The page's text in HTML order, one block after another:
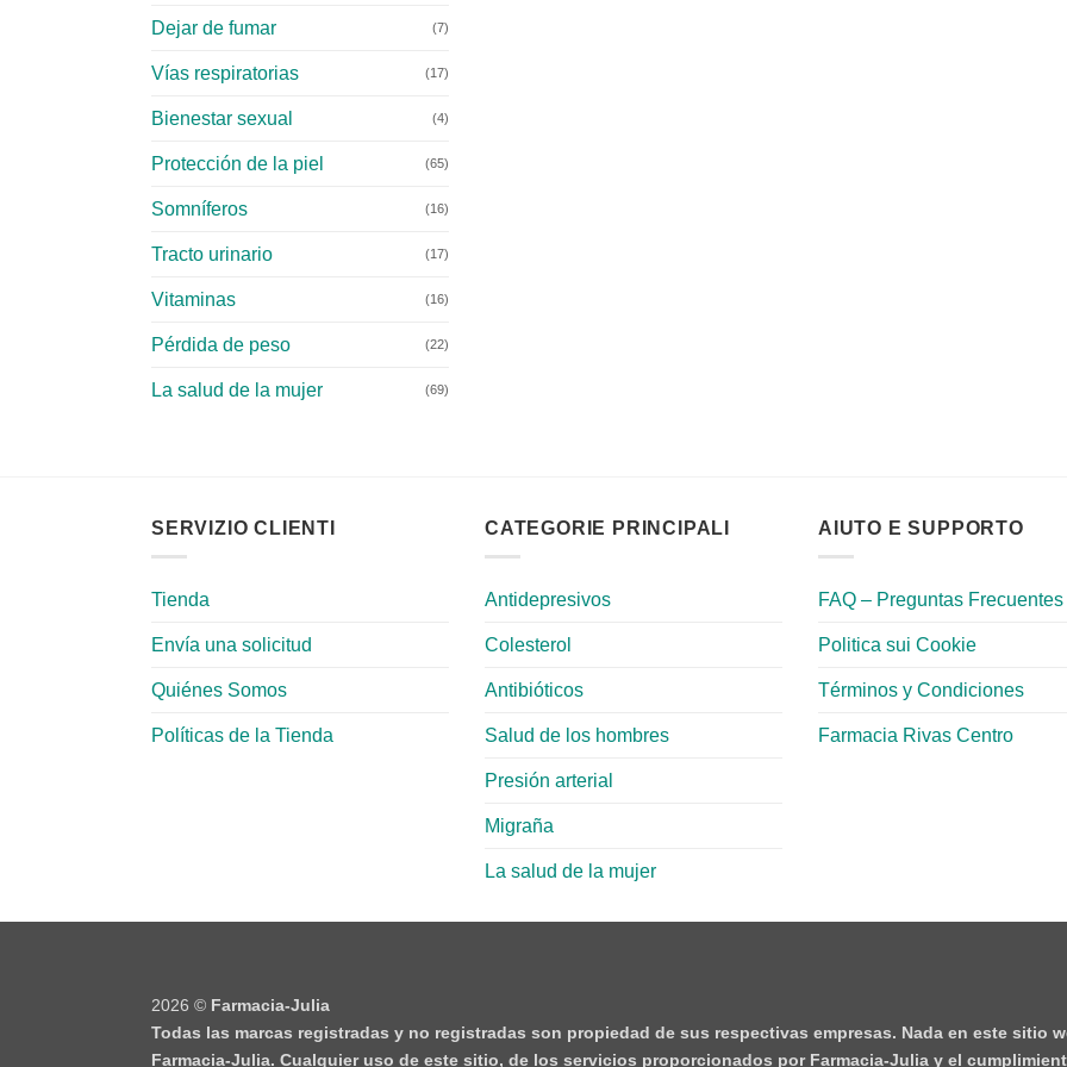
Dejar de fumar (7)
Vías respiratorias (17)
Bienestar sexual (4)
Protección de la piel (65)
Somníferos (16)
Tracto urinario (17)
Vitaminas (16)
Pérdida de peso (22)
La salud de la mujer (69)
SERVIZIO CLIENTI
Tienda
Envía una solicitud
Quiénes Somos
Políticas de la Tienda
CATEGORIE PRINCIPALI
Antidepresivos
Colesterol
Antibióticos
Salud de los hombres
Presión arterial
Migraña
La salud de la mujer
AIUTO E SUPPORTO
FAQ – Preguntas Frecuentes
Politica sui Cookie
Términos y Condiciones
Farmacia Rivas Centro
2026 © Farmacia-Julia
Todas las marcas registradas y no registradas son propiedad de sus respectivas empresas. Nada en este sitio
Farmacia-Julia. Cualquier uso de este sitio, de los servicios proporcionados por Farmacia-Julia y el